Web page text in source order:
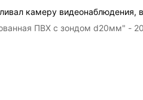
камеру видеонаблюдения,
ПВХ с зондом d20мм" -